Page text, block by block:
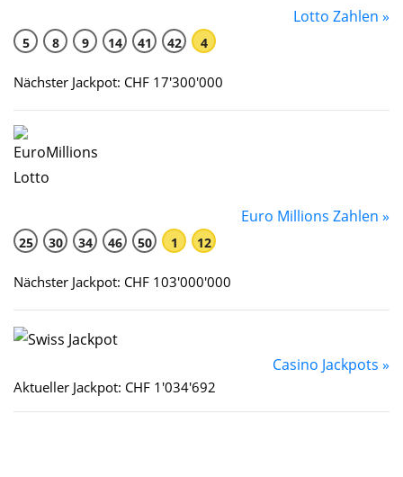
Lotto Zahlen »
5 8 9 14 41 42 4
Nächster Jackpot: CHF 17'300'000
Euro Millions Zahlen »
25 30 34 46 50 1 12
Nächster Jackpot: CHF 103'000'000
Casino Jackpots »
Aktueller Jackpot: CHF 1'034'692